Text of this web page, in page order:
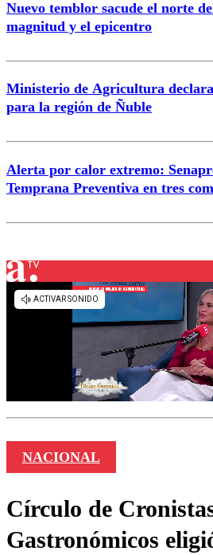
Nuevo temblor sacude el norte
magnitud y el epicentro
Ministerio de Agricultura
para la región de Ñuble
Alerta por calor extremo:
Temprana Preventiva en tres
NACIONAL
Círculo de
Gastronómicos